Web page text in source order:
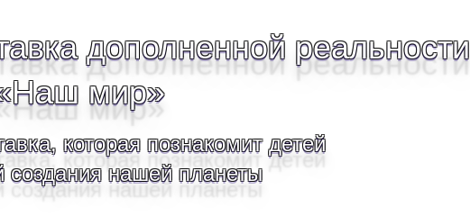
дополненной реальности
мир»
которая познакомит детей
создания нашей планеты